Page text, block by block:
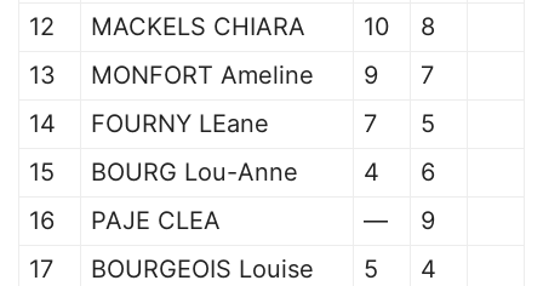
12
MACKELS CHIARA 10
8
13
MONFORT Ameline 9
7
14
FOURNY LEane 7
5
15
BOURG Lou-Anne 4
6
16
PAJE CLEA —
9
17
BOURGEOIS Louise 5
4